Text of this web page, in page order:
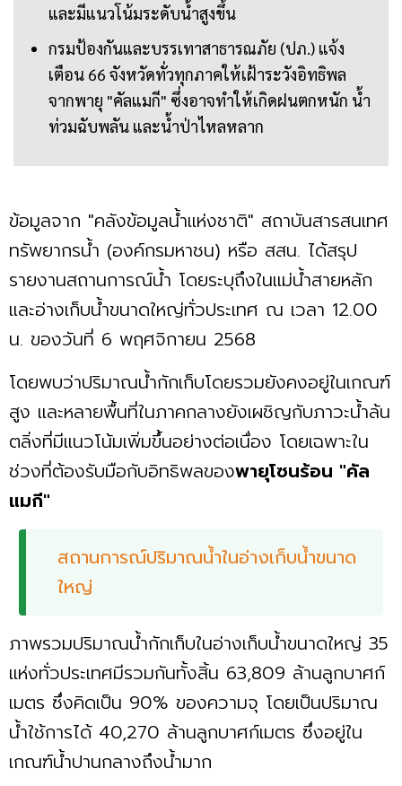
และมีแนวโน้มระดับน้ำสูงขึ้น
กรมป้องกันและบรรเทาสาธารณภัย (ปภ.) แจ้ง
เตือน 66 จังหวัดทั่วทุกภาคให้เฝ้าระวังอิทธิพล
จากพายุ "คัลแมกี" ซึ่งอาจทำให้เกิดฝนตกหนัก น้ำ
ท่วมฉับพลัน และน้ำป่าไหลหลาก
ข้อมูลจาก "คลังข้อมูลน้ำแห่งชาติ" สถาบันสารสนเทศ
ทรัพยากรน้ำ (องค์กรมหาชน) หรือ สสน. ได้สรุป
รายงานสถานการณ์น้ำ โดยระบุถึงในแม่น้ำสายหลัก
และอ่างเก็บน้ำขนาดใหญ่ทั่วประเทศ ณ เวลา 12.00
น. ของวันที่ 6 พฤศจิกายน 2568
โดยพบว่าปริมาณน้ำกักเก็บโดยรวมยังคงอยู่ในเกณฑ์
สูง และหลายพื้นที่ในภาคกลางยังเผชิญกับภาวะน้ำล้น
ตลิ่งที่มีแนวโน้มเพิ่มขึ้นอย่างต่อเนื่อง โดยเฉพาะใน
ช่วงที่ต้องรับมือกับอิทธิพลของพายุโซนร้อน "คัล
แมกี"
สถานการณ์ปริมาณน้ำในอ่างเก็บน้ำขนาด
ใหญ่
ภาพรวมปริมาณน้ำกักเก็บในอ่างเก็บน้ำขนาดใหญ่ 35
แห่งทั่วประเทศมีรวมกันทั้งสิ้น 63,809 ล้านลูกบาศก์
เมตร ซึ่งคิดเป็น 90% ของความจุ โดยเป็นปริมาณ
น้ำใช้การได้ 40,270 ล้านลูกบาศก์เมตร ซึ่งอยู่ใน
เกณฑ์น้ำปานกลางถึงน้ำมาก